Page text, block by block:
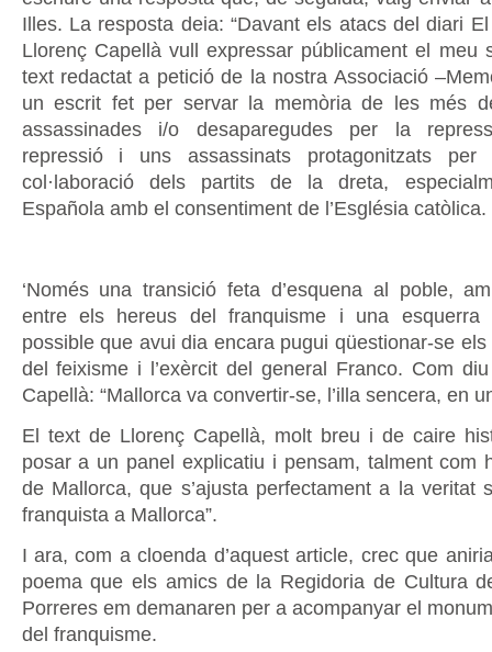
Illes. La resposta deia: “Davant els atacs del diari
Llorenç Capellà vull expressar públicament el meu
text redactat a petició de la nostra Associació
un escrit fet per servar la memòria de les més
assassinades i/o desaparegudes per la
repressió i uns assassinats protagonitzats per
col·laboració dels partits de la dreta,
Española amb el consentiment de l’Església catòlica.
‘Només una transició feta d’esquena al poble,
entre els hereus del franquisme i una esquerra
possible que avui dia encara pugui qüestionar-se
del feixisme i l’exèrcit del general Franco. Com
Capellà: “Mallorca va convertir-se, l’illa sencera, en
El text de Llorenç Capellà, molt breu i de caire
posar a un panel explicatiu i pensam, talment com
de Mallorca, que s’ajusta perfectament a la veritat
franquista a Mallorca”.
I ara, com a cloenda d’aquest article, crec que
poema que els amics de la Regidoria de Cultura
Porreres em demanaren per a acompanyar el
del franquisme.